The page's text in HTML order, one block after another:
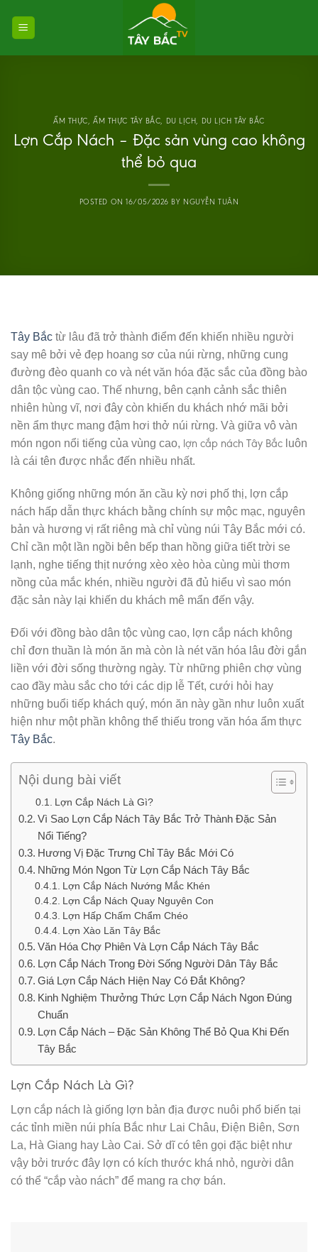
ẨM THỰC ,ẨM THỰC TÂY BẮC DU LỊCH DU LỊCH TÂY BẮC
Lợn Cắp Nách – Đặc sản vùng cao không
thể bỏ qua
POSTED ON16/05/2026 BY NGUYỄN TUÂN
Tây Bắc từ lâu đã trở thành điểm đến khiến nhiều người
say mê bởi vẻ đẹp hoang sơ của núi rừng, những cung
đường đèo quanh co và nét văn hóa đặc sắc của đồng bào
dân tộc vùng cao. Thế nhưng, bên cạnh cảnh sắc thiên
nhiên hùng vĩ, nơi đây còn khiến du khách nhớ mãi bởi
nền ẩm thực mang đậm hơi thở núi rừng. Và giữa vô vàn
món ngon nổi tiếng của vùng cao, lợn cắp nách Tây Bắc luôn
là cái tên được nhắc đến nhiều nhất.
Không giống những món ăn cầu kỳ nơi phố thị, lợn cắp
nách hấp dẫn thực khách bằng chính sự mộc mạc, nguyên
bản và hương vị rất riêng mà chỉ vùng núi Tây Bắc mới có.
Chỉ cần một lần ngồi bên bếp than hồng giữa tiết trời se
lạnh, nghe tiếng thịt nướng xèo xèo hòa cùng mùi thơm
nồng của mắc khén, nhiều người đã đủ hiểu vì sao món
đặc sản này lại khiến du khách mê mẩn đến vậy.
Đối với đồng bào dân tộc vùng cao, lợn cắp nách không
chỉ đơn thuần là món ăn mà còn là nét văn hóa lâu đời gắn
liền với đời sống thường ngày. Từ những phiên chợ vùng
cao đầy màu sắc cho tới các dịp lễ Tết, cưới hỏi hay
những buổi tiếp khách quý, món ăn này gần như luôn xuất
hiện như một phần không thể thiếu trong văn hóa ẩm thực
Tây Bắc.
Nội dung bài viết
Lợn Cắp Nách Là Gì?
Vì Sao Lợn Cắp Nách Tây Bắc Trở Thành Đặc Sản
Nổi Tiếng?
Hương Vị Đặc Trưng Chỉ Tây Bắc Mới Có
Những Món Ngon Từ Lợn Cắp Nách Tây Bắc
Lợn Cắp Nách Nướng Mắc Khén
Lợn Cắp Nách Quay Nguyên Con
Lợn Hấp Chấm Chẩm Chéo
Lợn Xào Lăn Tây Bắc
Văn Hóa Chợ Phiên Và Lợn Cắp Nách Tây Bắc
Lợn Cắp Nách Trong Đời Sống Người Dân Tây Bắc
Giá Lợn Cắp Nách Hiện Nay Có Đắt Không?
Kinh Nghiệm Thưởng Thức Lợn Cắp Nách Ngon Đúng
Chuẩn
Lợn Cắp Nách – Đặc Sản Không Thể Bỏ Qua Khi Đến
Tây Bắc
Lợn Cắp Nách Là Gì?
Lợn cắp nách là giống lợn bản địa được nuôi phổ biến tại
các tỉnh miền núi phía Bắc như Lai Châu, Điện Biên, Sơn
La, Hà Giang hay Lào Cai. Sở dĩ có tên gọi đặc biệt như
vậy bởi trước đây lợn có kích thước khá nhỏ, người dân
có thể “cắp vào nách” để mang ra chợ bán.